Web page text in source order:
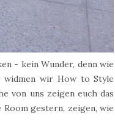
- kein Wunder, denn wie
widmen wir How to Style
von uns zeigen euch das
Room gestern, zeigen, wie